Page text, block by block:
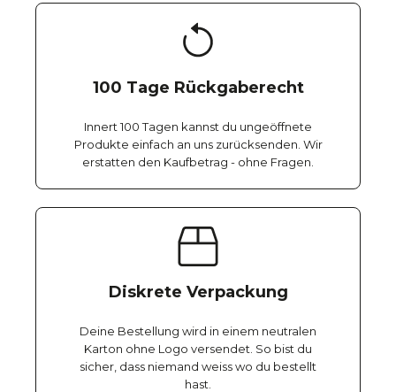
100 Tage Rückgaberecht
Innert 100 Tagen kannst du ungeöffnete
Produkte einfach an uns zurücksenden. Wir
erstatten den Kaufbetrag - ohne Fragen.
Diskrete Verpackung
Deine Bestellung wird in einem neutralen
Karton ohne Logo versendet. So bist du
sicher, dass niemand weiss wo du bestellt
hast.